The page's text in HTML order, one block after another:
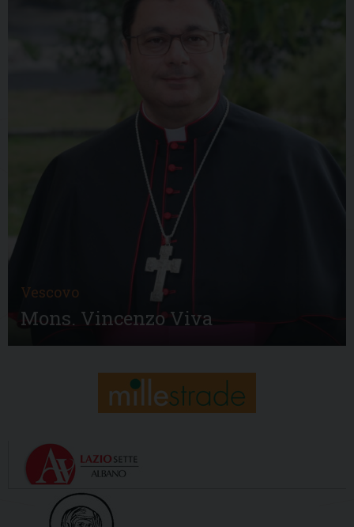
Vescovo
Mons. Vincenzo Viva